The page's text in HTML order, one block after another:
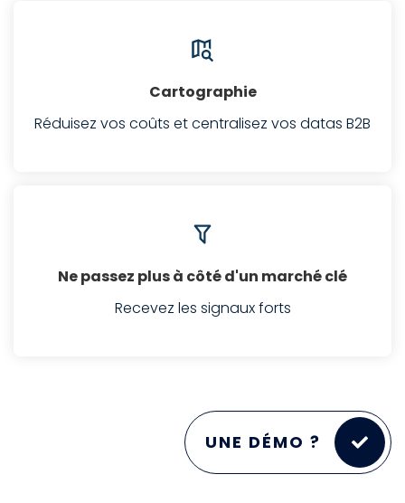
Cartographie
Réduisez vos coûts et centralisez vos datas B2B
Ne passez plus à côté d'un marché clé
Recevez les signaux forts
UNE DÉMO ?